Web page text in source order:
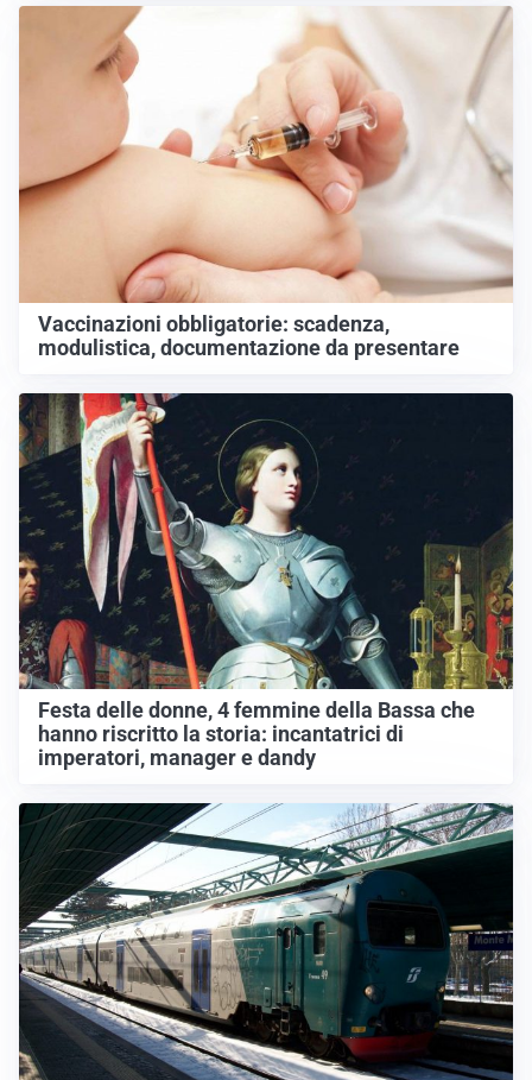
Vaccinazioni obbligatorie: scadenza,
modulistica, documentazione da presentare
Festa delle donne, 4 femmine della Bassa che
hanno riscritto la storia: incantatrici di
imperatori, manager e dandy